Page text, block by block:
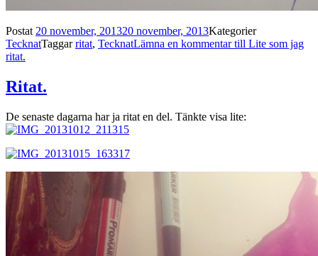
Postat 20 november, 201320 november, 2013Kategorier
TecknatTaggarritat, TecknatLämna en kommentartill Lite som jag
ritat.
Ritat.
De senaste dagarna har ja ritat en del. Tänkte visa lite: